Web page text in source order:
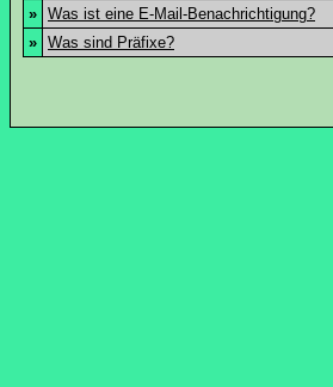
» Was ist eine E-Mail-Benachrichtigung?
» Was sind Präfixe?